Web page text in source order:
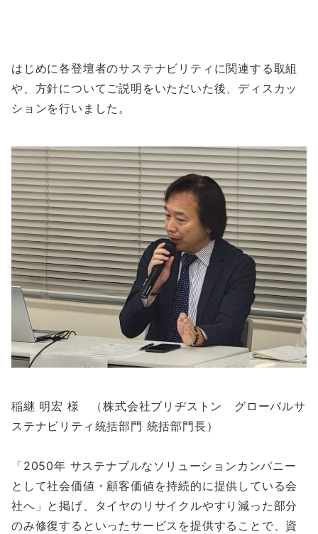
はじめに各登壇者のサステナビリティに関連する取組
や、方針についてご説明をいただいた後、ディスカッ
ションを行いました。
稲継 明宏 様 （株式会社ブリヂストン グローバルサ
ステナビリティ統括部門 統括部門長）
「2050年 サステナブルなソリューションカンパニー
として社会価値・顧客価値を持続的に提供している会
社へ」と掲げ、タイヤのリサイクルやすり減った部分
のみ修復するといったサービスを提供することで、資